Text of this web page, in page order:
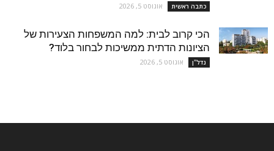
כתבה ראשית אוגוסט 5, 2026
הכי קרוב לבית: למה המשפחות הצעירות של
הציונות הדתית ממשיכות לבחור בלוד?
נדל''ן אוגוסט 5, 2026